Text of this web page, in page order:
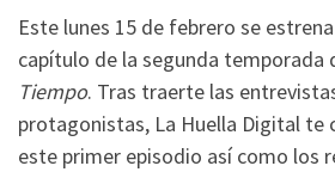
Este lunes 15 de febrero se
capítulo de la segunda temporada
Tiempo. Tras traerte las
protagonistas, La Huella Digital te
este primer episodio así como los